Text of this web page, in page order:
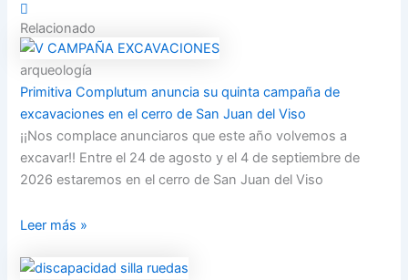
Relacionado
arqueología
Primitiva Complutum anuncia su quinta campaña de
excavaciones en el cerro de San Juan del Viso
¡¡Nos complace anunciaros que este año volvemos a
excavar!! Entre el 24 de agosto y el 4 de septiembre de
2026 estaremos en el cerro de San Juan del Viso
Leer más »